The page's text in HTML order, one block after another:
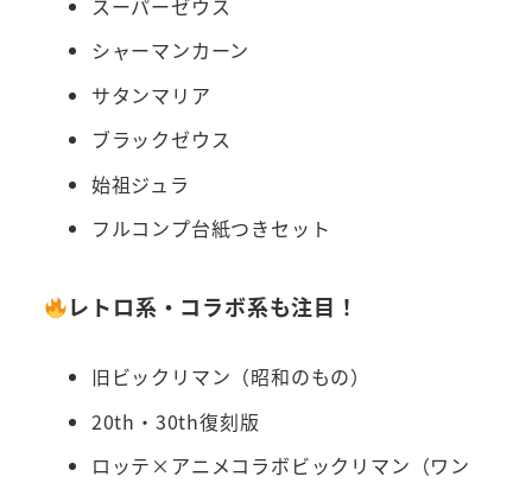
シャーマンカーン
サタンマリア
ブラックゼウス
始祖ジュラ
フルコンプ台紙つきセット
レトロ系・コラボ系も注目！
旧ビックリマン（昭和のもの）
20th・30th復刻版
ロッテ×アニメコラボビックリマン（ワン